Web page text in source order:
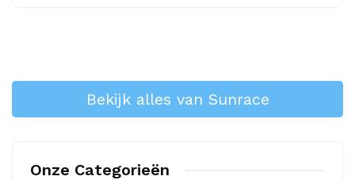
Bekijk alles van Sunrace
Onze Categorieën